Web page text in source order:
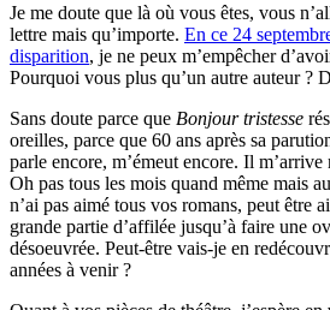
Je me doute que là où vous êtes, vous
lettre mais qu’importe. En ce 24
disparition, je ne peux m’empêcher
Pourquoi vous plus qu’un autre auteur ?
Sans doute parce que Bonjour tristesse
oreilles, parce que 60 ans après sa
parle encore, m’émeut encore. Il
Oh pas tous les mois quand même mais
n’ai pas aimé tous vos romans, peut être
grande partie d’affilée jusqu’à faire une
désoeuvrée. Peut-être vais-je en
années à venir ?